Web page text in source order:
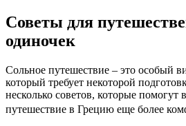
Советы для
одиночек
Сольное путешествие – это особый
который требует некоторой
несколько советов, которые помогут
путешествие в Грецию еще более